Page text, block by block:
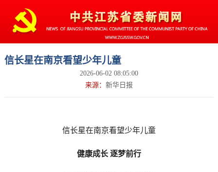
信长星在南京看望少年儿童
2026-06-02 08:05:00
来源： 新华日报
信长星在南京看望少年儿童
健康成长 逐梦前行